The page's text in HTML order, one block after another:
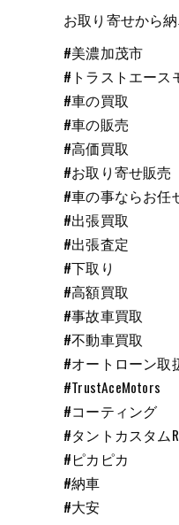
お取り寄せから
#美濃加茂市
#トラストエース
#車の買取
#車の販売
#高価買取
#お取り寄せ販売
#車の事ならお任
#出張買取
#出張査定
#下取り
#高額買取
#事故車買取
#不動車買取
#オートローン取
#TrustAceMotors
#コーティング
#タントカスタム
#ピカピカ
#納車
#大安